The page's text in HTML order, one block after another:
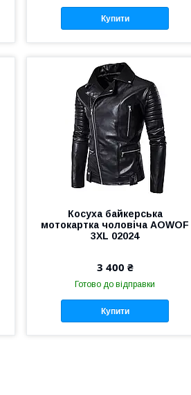
Купити
Косуха байкерська
мотокартка чоловіча AOWOF
3XL 02024
3 400 ₴
Готово до відправки
Купити